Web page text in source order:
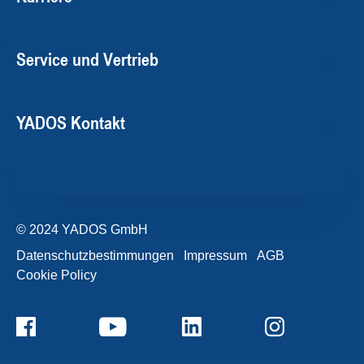
Service und Vertrieb
YADOS Kontakt
© 2024 YADOS GmbH
Datenschutzbestimmungen
Impressum
AGB
Cookie Policy